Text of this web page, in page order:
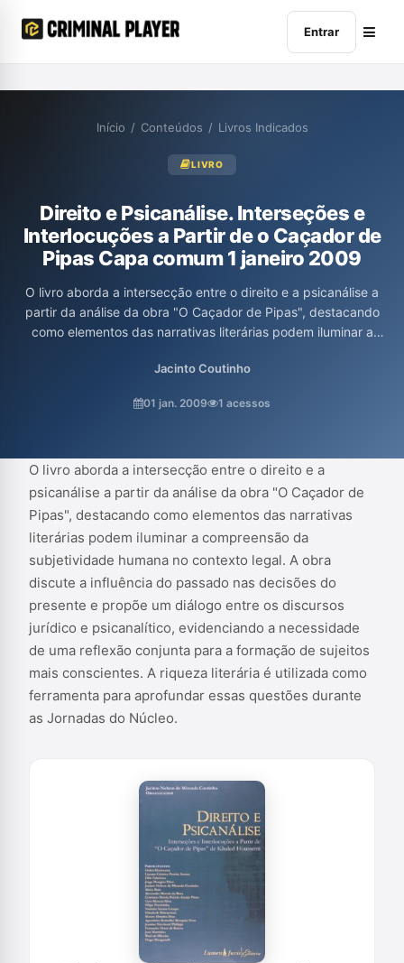
Entrar
Início / Conteúdos / Livros Indicados
LIVRO
Direito e Psicanálise. Interseções e
Interlocuções a Partir de o Caçador de
Pipas Capa comum 1 janeiro 2009
O livro aborda a intersecção entre o direito e a psicanálise a
partir da análise da obra "O Caçador de Pipas", destacando
como elementos das narrativas literárias podem iluminar a
obra discute a influência do passado nas decisões do presente
evidenciando a necessidade de uma reflexão conjunta para a
Jacinto Coutinho
01 jan. 2009 1 acessos
O livro aborda a intersecção entre o direito e a
psicanálise a partir da análise da obra "O Caçador de
Pipas", destacando como elementos das narrativas
literárias podem iluminar a compreensão da
subjetividade humana no contexto legal. A obra
discute a influência do passado nas decisões do
presente e propõe um diálogo entre os discursos
jurídico e psicanalítico, evidenciando a necessidade
de uma reflexão conjunta para a formação de sujeitos
mais conscientes. A riqueza literária é utilizada como
ferramenta para aprofundar essas questões durante
as Jornadas do Núcleo.